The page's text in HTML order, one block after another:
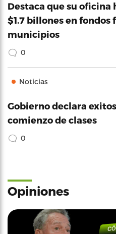
Destaca que su oficina
$1.7 billones en fondos
municipios
0
Noticias
Gobierno declara
comienzo de clases
0
Opiniones